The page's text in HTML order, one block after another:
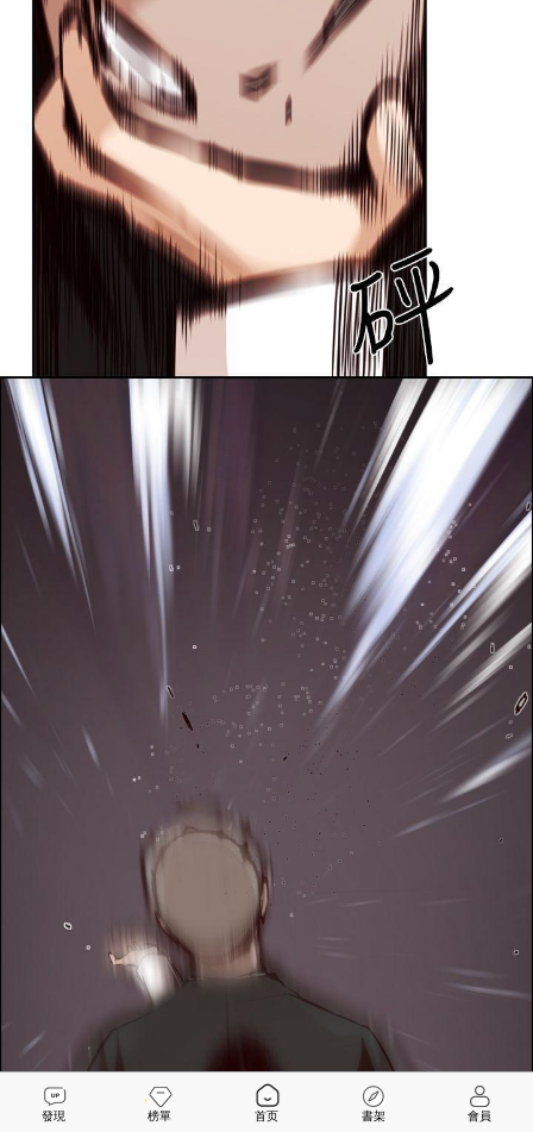
發現 榜單 首页 書架 會員